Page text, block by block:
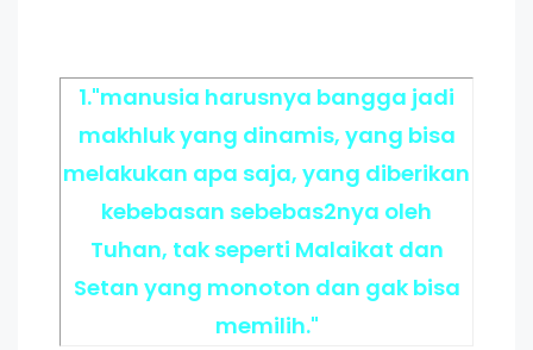
1."manusia harusnya bangga jadi
makhluk yang dinamis, yang bisa
melakukan apa saja, yang diberikan
kebebasan sebebas2nya oleh
Tuhan, tak seperti Malaikat dan
Setan yang monoton dan gak bisa
memilih."